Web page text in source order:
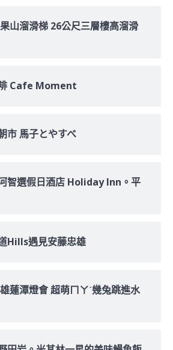
果山溜滑梯 26公尺三層樓高溜滑
啡 Cafe Moment
市 馬子とやすべ
河智選假日酒店 Holiday Inn。平
Hills遇見安藤忠雄
蓮潭燈會 超萌ㄇㄚˊ幾兔跳進水